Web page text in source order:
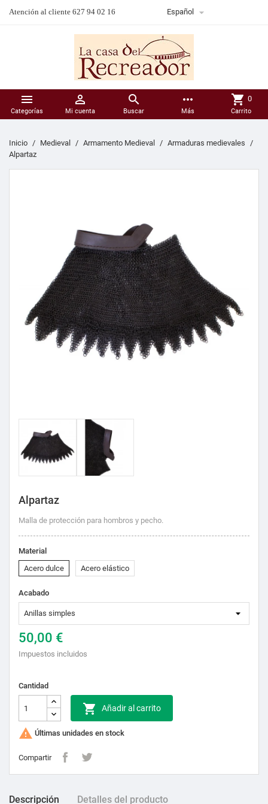
Atención al cliente 627 94 02 16 Español 

Categorías

Mi cuenta

Buscar
more_horiz
Más
shopping_cart 0
Carrito
Inicio Medieval Armamento Medieval
Armaduras medievales
Alpartaz
Alpartaz
Malla de protección para hombros y pecho.
Material
Acero dulce
Acero elástico
Acabado
50,00 €
Impuestos incluidos
Cantidad
 Añadir al carrito
 Últimas unidades en stock
Compartir
Descripción Detalles del producto